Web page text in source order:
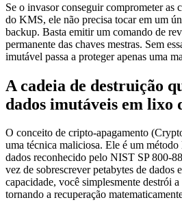
Se o invasor conseguir comprometer as
do KMS, ele não precisa tocar em um
backup. Basta emitir um comando de
permanente das chaves mestras. Sem
imutável passa a proteger apenas uma
A cadeia de destruição
dados imutáveis em lixo
O conceito de cripto-apagamento
uma técnica maliciosa. Ele é um
dados reconhecido pelo NIST SP 800-
vez de sobrescrever petabytes de dados
capacidade, você simplesmente destrói
tornando a recuperação